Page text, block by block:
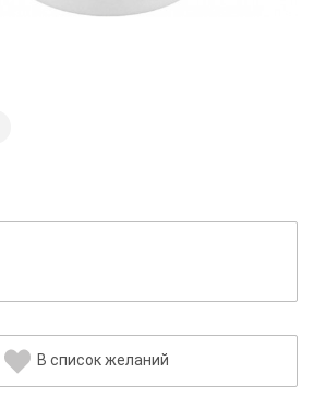
В список желаний